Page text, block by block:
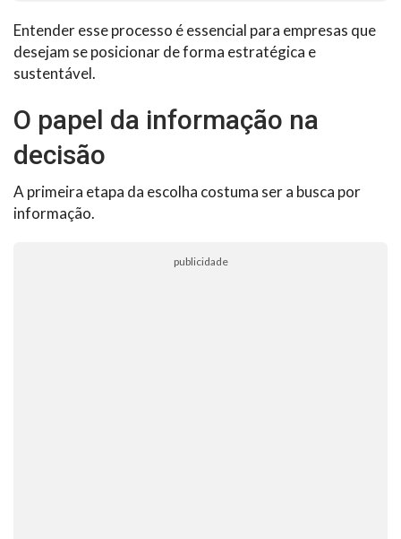
Entender esse processo é essencial para empresas que
desejam se posicionar de forma estratégica e
sustentável.
O papel da informação na
decisão
A primeira etapa da escolha costuma ser a busca por
informação.
publicidade